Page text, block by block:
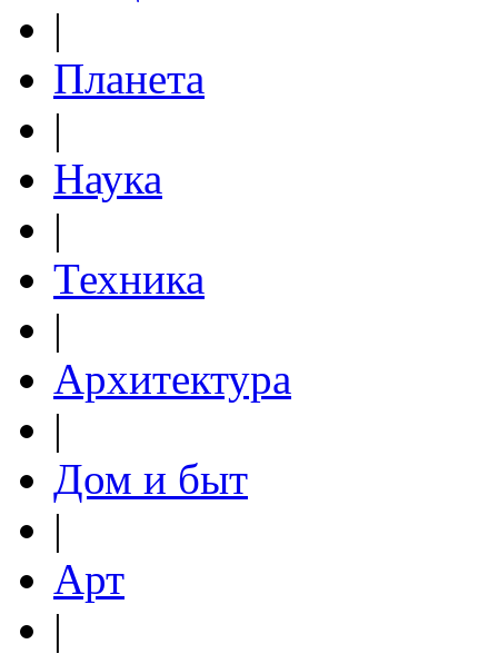
|
Планета
|
Наука
|
Техника
|
Архитектура
|
Дом и быт
|
Арт
|